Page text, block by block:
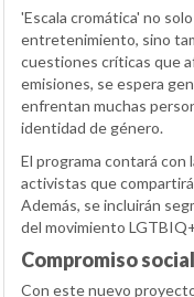
'Escala cromática' no
entretenimiento, sino
cuestiones críticas que
emisiones, se espera
enfrentan muchas
identidad de género.
El programa contará
activistas que
Además, se incluirán
del movimiento
Compromiso social
Con este nuevo